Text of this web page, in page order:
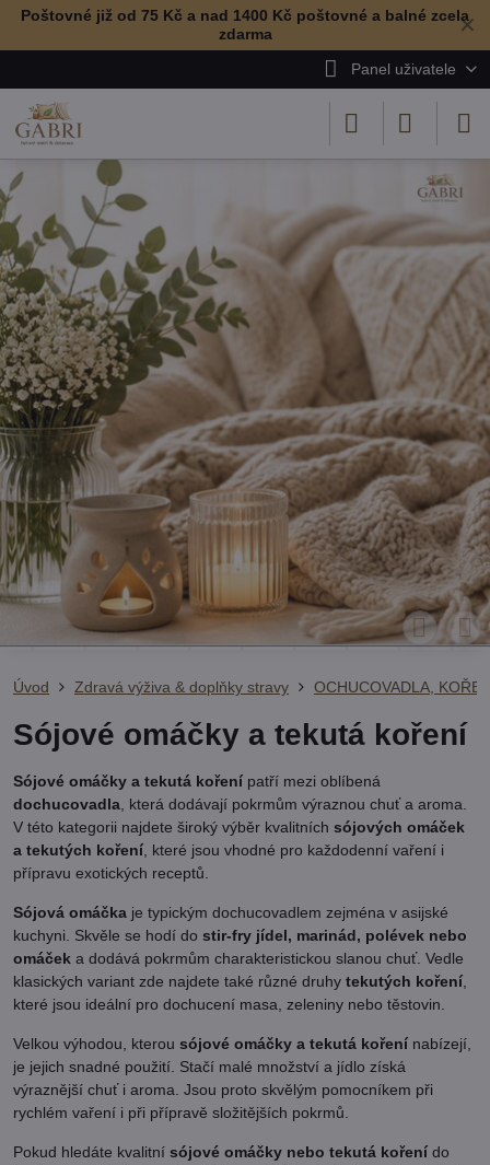
✕
Poštovné již od 75 Kč a nad 1400 Kč poštovné a balné zcela
zdarma
Panel uživatele
Úvod Zdravá výživa & doplňky stravy OCHUCOVADLA,
Sójové omáčky a tekutá koření
Sójové omáčky a tekutá koření patří mezi oblíbená
dochucovadla , která dodávají pokrmům výraznou chuť a aroma.
V této kategorii najdete široký výběr kvalitních sójových omáček
a tekutých koření , které jsou vhodné pro každodenní vaření i
přípravu exotických receptů.
Sójová omáčka je typickým dochucovadlem zejména v asijské
kuchyni. Skvěle se hodí do stir-fry jídel, marinád, polévek nebo
omáček a dodává pokrmům charakteristickou slanou chuť. Vedle
klasických variant zde najdete také různé druhy tekutých koření
které jsou ideální pro dochucení masa, zeleniny nebo těstovin.
Velkou výhodou, kterou sójové omáčky a tekutá koření nabízejí,
je jejich snadné použití. Stačí malé množství a jídlo získá
výraznější chuť i aroma. Jsou proto skvělým pomocníkem při
rychlém vaření i při přípravě složitějších pokrmů.
Pokud hledáte kvalitní sójové omáčky nebo tekutá koření do